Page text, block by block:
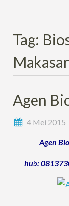
Tag:
Makasar
Agen
4 Mei 2015
Agen
hub: